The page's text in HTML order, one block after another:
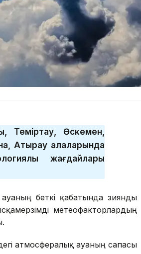
Теміртау, Өскемен,
Атырау қалаларында
жағдайлары
беткі қабатында зиянды
метеофакторлардың
атмосфералық ауаның сапасы